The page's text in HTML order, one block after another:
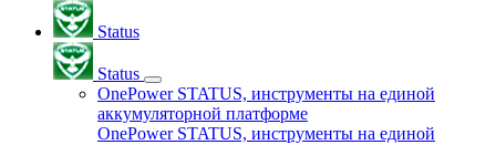
Status
Status
OnePower STATUS, инструменты на единой
аккумуляторной платформе
OnePower STATUS, инструменты на единой